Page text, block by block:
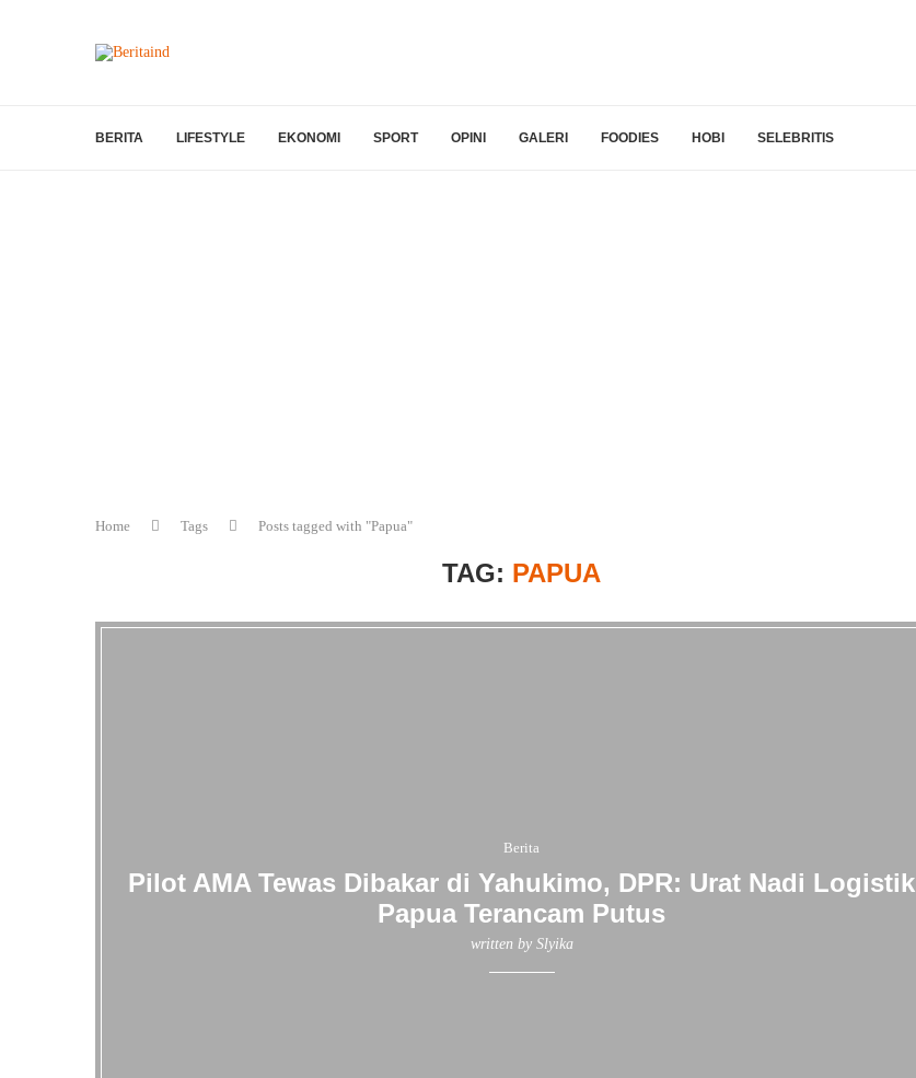
BERITA LIFESTYLE EKONOMI SPORT OPINI GALERI FOODIES HOBI SELEBRITIS
Home Tags Posts tagged with "Papua"
TAG: PAPUA
Berita
Pilot AMA Tewas Dibakar di Yahukimo, DPR: Urat Nadi Logistik
Papua Terancam Putus
written by Slyika